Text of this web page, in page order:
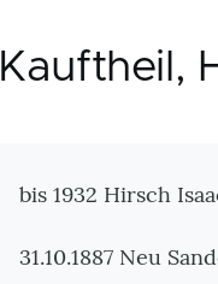
Kauftheil,
bis 1932 Hirsch
31.10.1887 Neu